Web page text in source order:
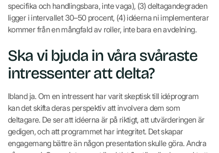
specifika och handlingsbara, inte vaga), (3) deltagandegraden
ligger i intervallet 30–50 procent, (4) idéerna ni implementerar
kommer från en mångfald av roller, inte bara en avdelning.
Ska vi bjuda in våra svåraste
intressenter att delta?
Ibland ja. Om en intressent har varit skeptisk till idéprogram
kan det skifta deras perspektiv att involvera dem som
deltagare. De ser att idéerna är på riktigt, att utvärderingen är
gedigen, och att programmet har integritet. Det skapar
engagemang bättre än någon presentation skulle göra. Andra